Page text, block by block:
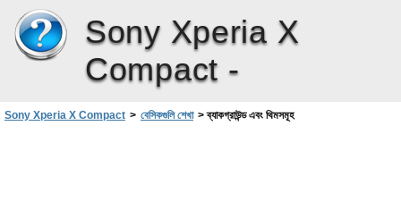
Sony Xperia X
Compact -
Sony Xperia X Compact > বেসিকগুলি শেখা >ব্যাকগ্রাউন্ড এবং থিমসমূহ